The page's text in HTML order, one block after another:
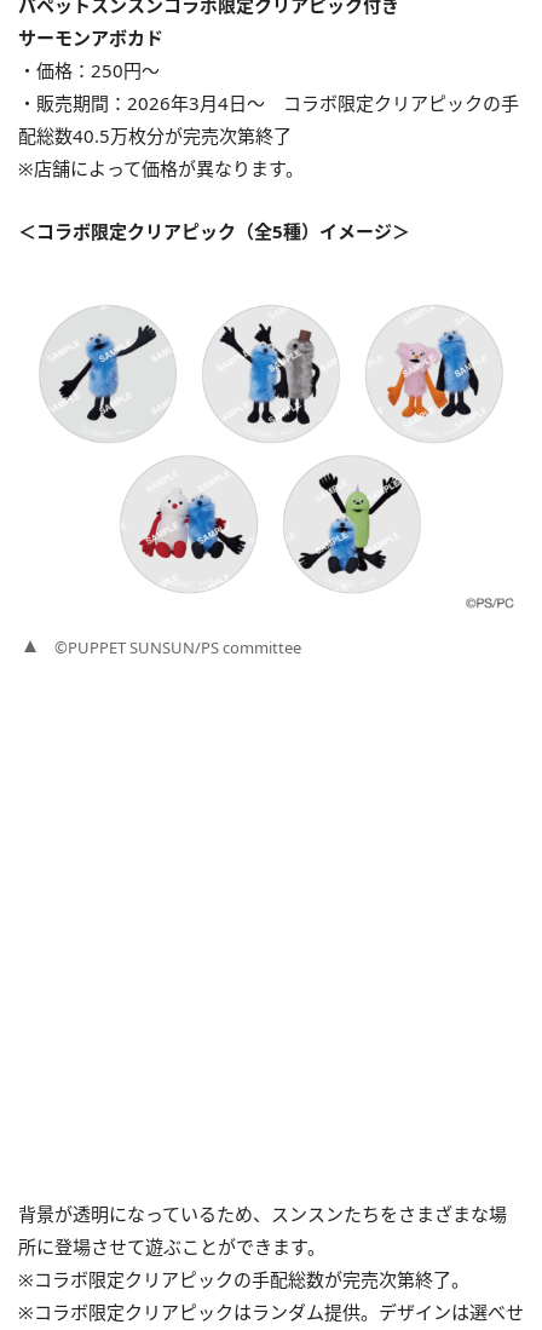
パペットスンスンコラボ限定クリアピック付き
サーモンアボカド
・価格：250円〜
・販売期間：2026年3月4日〜 コラボ限定クリアピックの手
配総数40.5万枚分が完売次第終了
※店舗によって価格が異なります。
＜コラボ限定クリアピック（全5種）イメージ＞
©PUPPET SUNSUN/PS committee
背景が透明になっているため、スンスンたちをさまざまな場
所に登場させて遊ぶことができます。
※コラボ限定クリアピックの手配総数が完売次第終了。
※コラボ限定クリアピックはランダム提供。デザインは選べせ